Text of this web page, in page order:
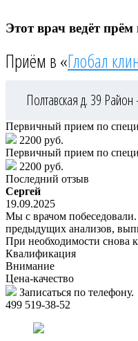
Этот врач ведёт
Приём в «Глобал
Полтавская д. 39 Район
Первичный прием по
2200 руб.
Первичный прием по
2200 руб.
Последний отзыв
Сергей
19.09.2025
Мы с врачом
предыдущих анализов,
При необходимости снова
Квалификация
Внимание
Цена-качество
Записаться по телефону.
499 519-38-52